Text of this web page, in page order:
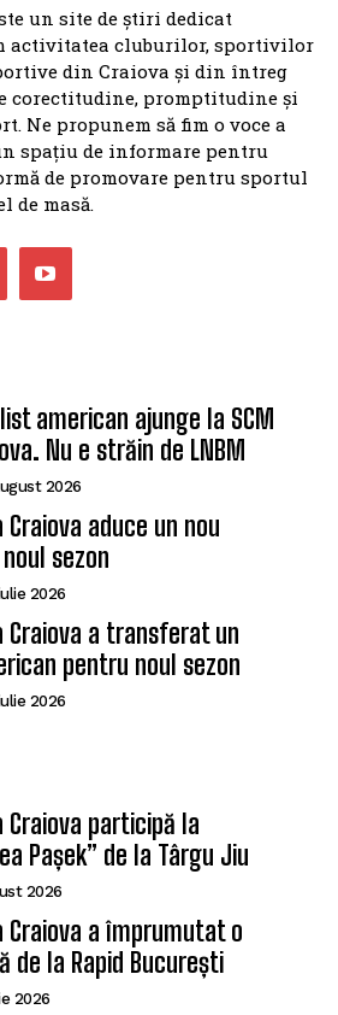
un site de știri dedicat
activitatea cluburilor, sportivilor
din Craiova și din întreg
corectitudine, promptitudine și
Ne propunem să fim o voce a
spațiu de informare pentru
de promovare pentru sportul
de masă.
american ajunge la SCM
Nu e străin de LNBM
2026
aduce un nou
sezon
2026
Craiova a transferat un
pentru noul sezon
2026
Craiova participă la
Pașek” de la Târgu Jiu
2026
Craiova a împrumutat o
de la Rapid București
2026